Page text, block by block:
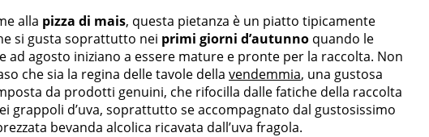
alla pizza di mais, questa pietanza è un piatto tipicamente
si gusta soprattutto nei primi giorni d’autunno quando le
ad agosto iniziano a essere mature e pronte per la raccolta. Non
che sia la regina delle tavole della vendemmia, una gustosa
da prodotti genuini, che rifocilla dalle fatiche della raccolta
grappoli d’uva, soprattutto se accompagnato dal gustosissimo
bevanda alcolica ricavata dall’uva fragola.